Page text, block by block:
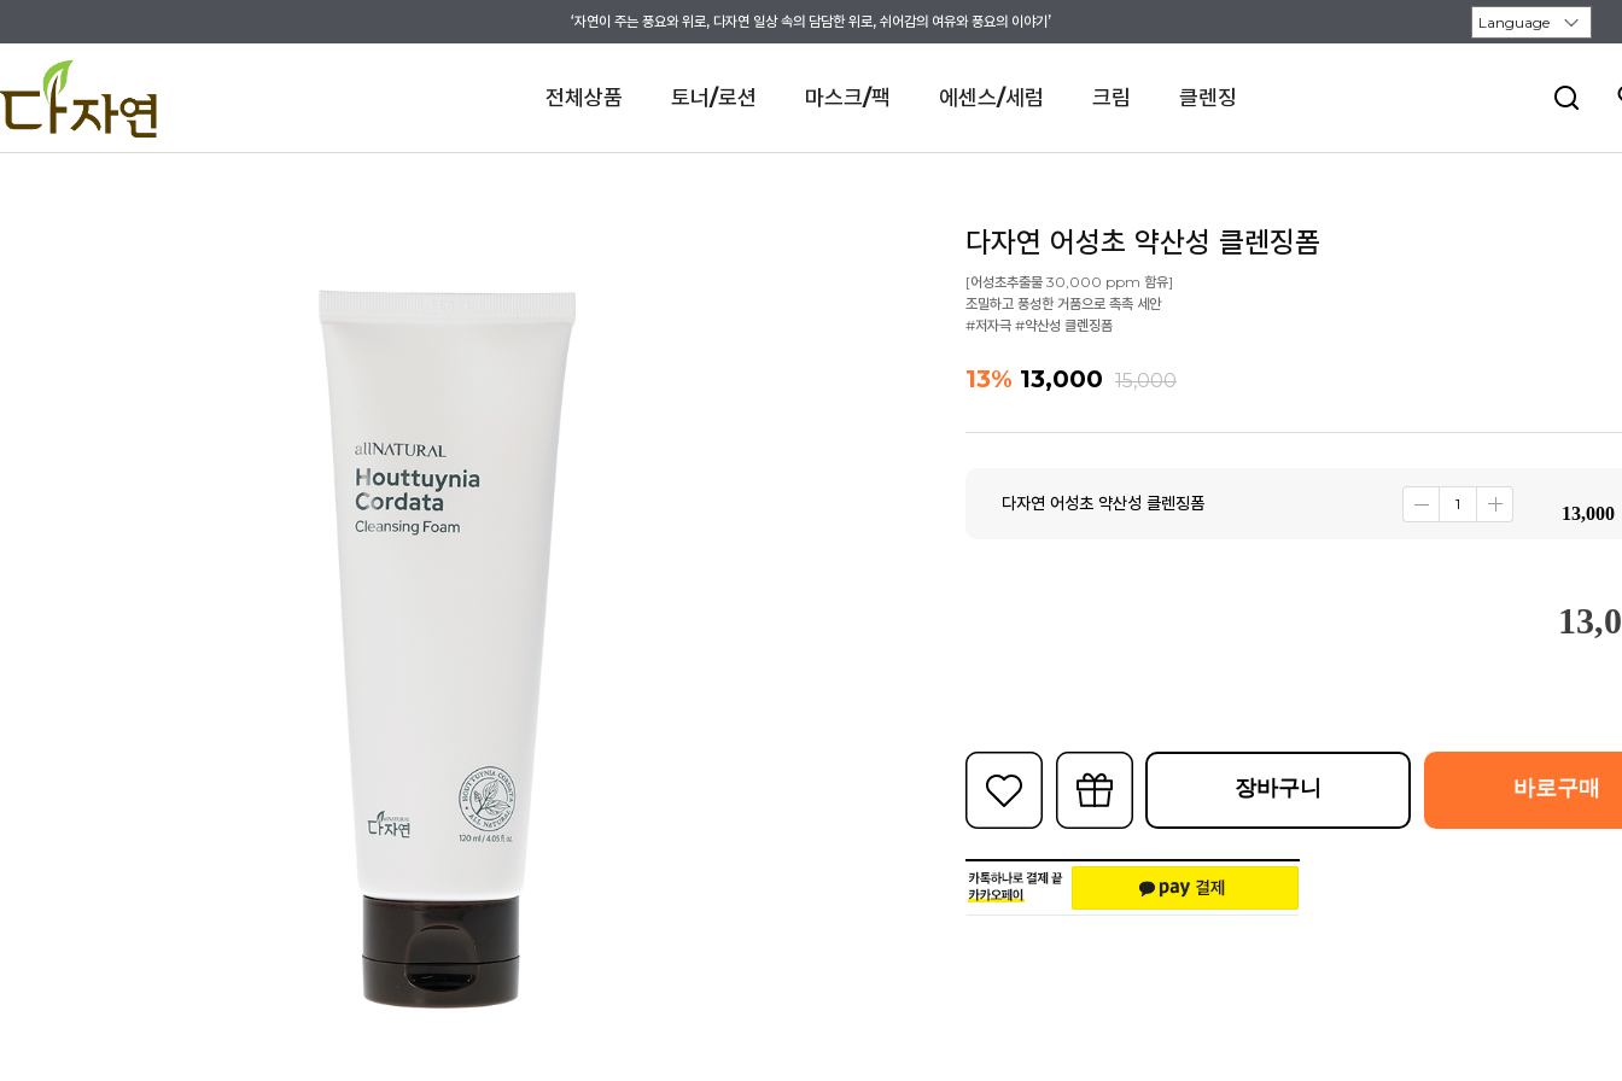
‘자연이 주는 풍요와 위로, 다자연 일상 속의 담담한 위로, 쉬어감의 여유와 풍요의 이야기’
전체상품 토너/로션 마스크/팩 에센스/세럼 크림 클렌징
다자연 어성초 약산성 클렌징폼
[어성초추출물 30,000 ppm 함유]
조밀하고 풍성한 거품으로 촉촉 세안
#저자극 #약산성 클렌징폼
13% 13,000 15,000
다자연 어성초 약산성 클렌징폼 13,000
장바구니 바로구매